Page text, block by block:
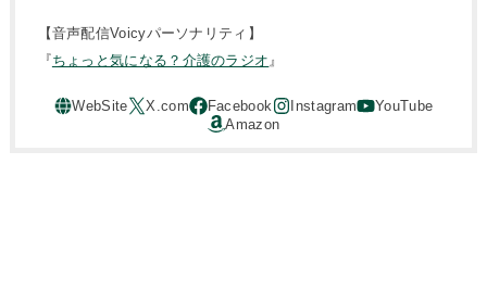
【音声配信Voicyパーソナリティ】
『ちょっと気になる？介護のラジオ 』